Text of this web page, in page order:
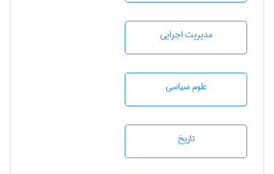
مديريت اجرايی
علوم سياسی
تاريخ